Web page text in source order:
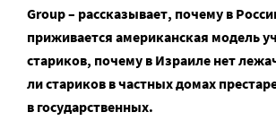
Group – рассказывает, почему в
приживается американская модель
стариков, почему в Израиле нет
ли стариков в частных домах
в государственных.